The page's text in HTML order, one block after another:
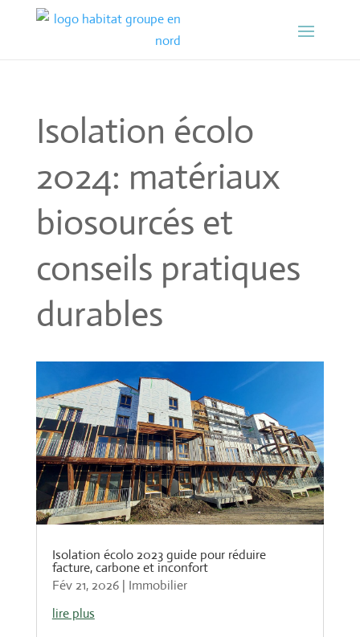
Isolation écolo
2024: matériaux
biosourcés et
conseils pratiques
durables
Isolation écolo 2023 guide pour réduire
facture, carbone et inconfort
Fév 21, 2026| Immobilier
lire plus